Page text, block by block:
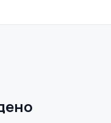
Страхование